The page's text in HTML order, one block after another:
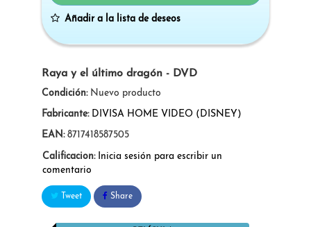
Raya y el último dragón - DVD
Condición: Nuevo producto
Fabricante: DIVISA HOME VIDEO (DISNEY)
EAN: 8717418587505
Calificacion: Inicia sesión para escribir un
comentario
Tweet Share
Añadir a la lista de deseos